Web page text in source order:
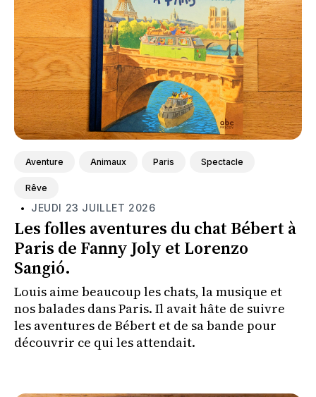
Aventure Animaux Paris Spectacle
Rêve
• JEUDI 23 JUILLET 2026
Les folles aventures du chat Bébert à
Paris de Fanny Joly et Lorenzo
Sangió.
Louis aime beaucoup les chats, la musique et
nos balades dans Paris. Il avait hâte de suivre
les aventures de Bébert et de sa bande pour
découvrir ce qui les attendait.